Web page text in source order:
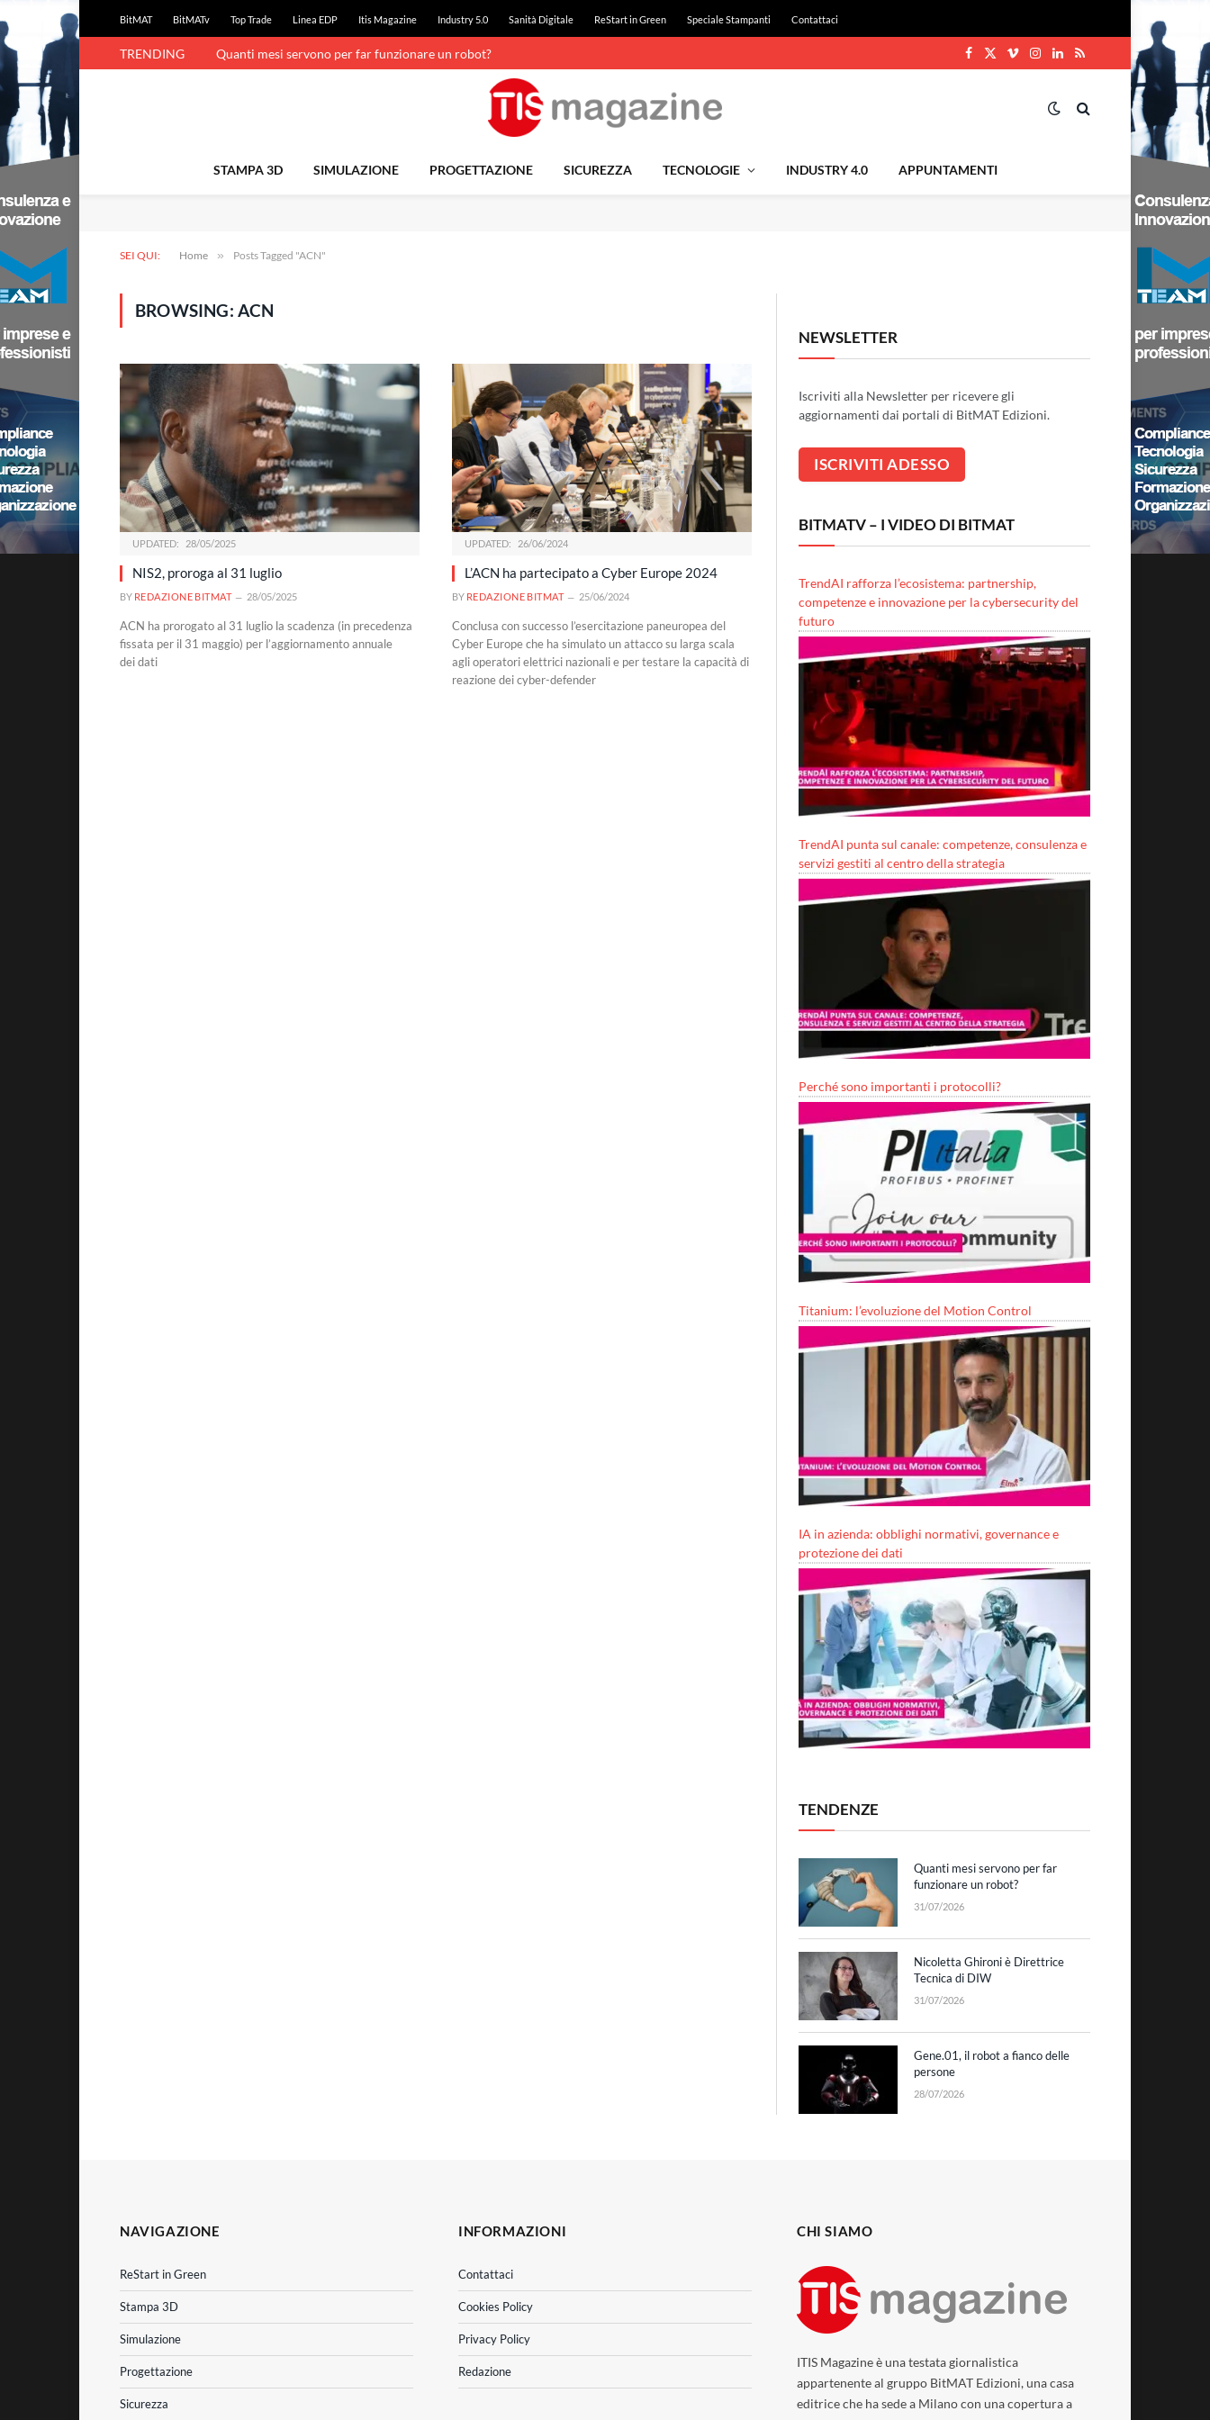
BitMAT BitMATv Top Trade Linea EDP Itis Magazine Industry 5.0 Sanità Digitale ReStart in Green Speciale Stampanti Contattaci
TRENDING Quanti mesi servono per far funzionare un robot?
Facebook
X
VimeoInstagram
LinkedIn
RSS
STAMPA 3D SIMULAZIONE PROGETTAZIONE SICUREZZA TECNOLOGIE INDUSTRY 4.0 APPUNTAMENTI
SEI QUI: Home » Posts Tagged "ACN"
BROWSING: ACN
UPDATED: 28/05/2025
NIS2, proroga al 31 luglio
BY REDAZIONE BITMAT 28/05/2025
ACN ha prorogato al 31 luglio la scadenza (in precedenza
fissata per il 31 maggio) per l’aggiornamento annuale
dei dati
UPDATED: 26/06/2024
L’ACN ha partecipato a Cyber Europe 2024
BY REDAZIONE BITMAT 25/06/2024
Conclusa con successo l’esercitazione paneuropea del
Cyber Europe che ha simulato un attacco su larga scala
agli operatori elettrici nazionali e per testare la capacità di
reazione dei cyber-defender
NEWSLETTER
Iscriviti alla Newsletter per ricevere gli
aggiornamenti dai portali di BitMAT Edizioni.
BITMATV – I VIDEO DI BITMAT
TrendAI rafforza l’ecosistema: partnership,
competenze e innovazione per la cybersecurity del
futuro
TrendAI punta sul canale: competenze, consulenza e
servizi gestiti al centro della strategia
Perché sono importanti i protocolli?
Titanium: l’evoluzione del Motion Control
IA in azienda: obblighi normativi, governance e
protezione dei dati
TENDENZE
Quanti mesi servono per far
funzionare un robot?
31/07/2026
Nicoletta Ghironi è Direttrice
Tecnica di DIW
31/07/2026
Gene.01, il robot a fianco delle
persone
28/07/2026
NAVIGAZIONE
ReStart in Green
Stampa 3D
Simulazione
Progettazione
Sicurezza
INFORMAZIONI
Contattaci
Cookies Policy
Privacy Policy
Redazione
CHI SIAMO
ITIS Magazine è una testata giornalistica
appartenente al gruppo BitMAT Edizioni, una casa
editrice che ha sede a Milano con una copertura a